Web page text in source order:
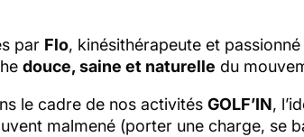
par Flo, kinésithérapeute et
douce, saine et naturelle du
le cadre de nos activitésGOLF’IN,
malmené (porter une charge, se